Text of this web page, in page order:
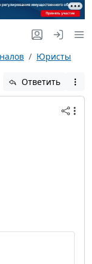
Юристы
Ответить